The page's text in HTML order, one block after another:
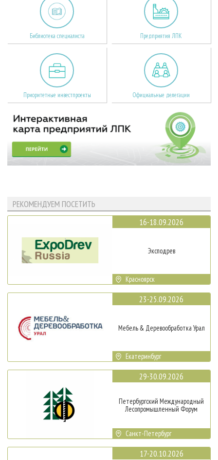
Библиотека специалиста Предприятия ЛПК
Приоритетные инвестпроекты Официальные делегации
РЕКОМЕНДУЕМ ПОСЕТИТЬ
16-18.09.2026
Эксподрев
Красноярск
23-25.09.2026
Мебель & Деревообработка Урал
Екатеринбург
29-30.09.2026
Петербургский Международный
Лесопромышленный Форум
Санкт-Петербург
17-20.10.2026